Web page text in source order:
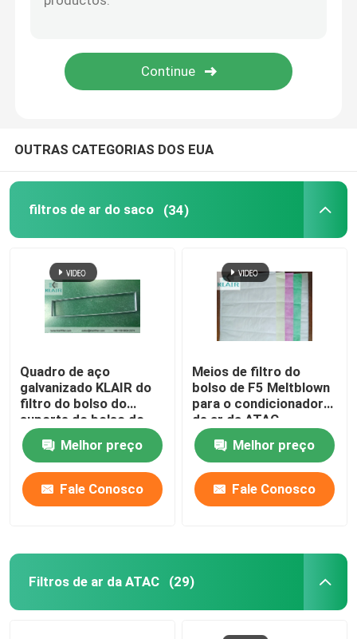
caixa de passagem
OUTRAS CATEGORIAS DOS EUA
filtros de ar do saco (34)
Quadro de aço
galvanizado KLAIR do
filtro do bolso do
suporte do bolso do
filtro de ar do saco
Melhor preço
Fale Conosco
Meios de filtro do
bolso de F5 Meltblown
para o condicionador
de ar da ATAC
Melhor preço
Fale Conosco
Filtros de ar da ATAC (29)